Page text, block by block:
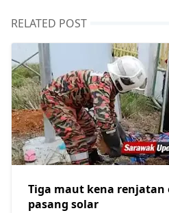
RELATED POST
Tiga maut kena
pasang solar